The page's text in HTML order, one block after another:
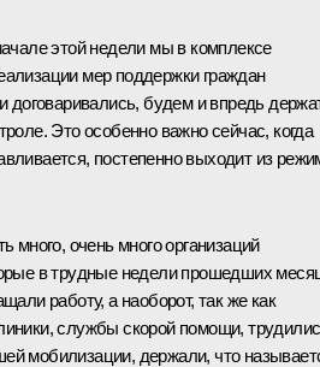
этой недели мы в комплексе
мер поддержки граждан
договаривались, будем и впредь
Это особенно важно сейчас, когда
постепенно выходит из
много, очень много организаций
в трудные недели прошедших
работу, а наоборот, так же как
службы скорой помощи,
мобилизации, держали, что